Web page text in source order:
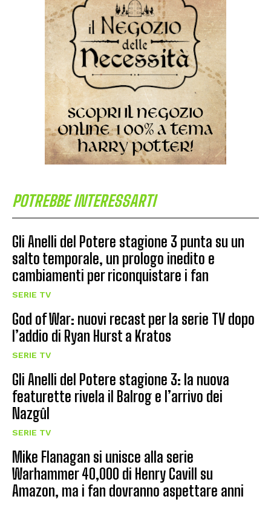
POTREBBE INTERESSARTI
Gli Anelli del Potere stagione 3 punta su un
salto temporale, un prologo inedito e
cambiamenti per riconquistare i fan
SERIE TV
God of War: nuovi recast per la serie TV dopo
l’addio di Ryan Hurst a Kratos
SERIE TV
Gli Anelli del Potere stagione 3: la nuova
featurette rivela il Balrog e l’arrivo dei
Nazgûl
SERIE TV
Mike Flanagan si unisce alla serie
Warhammer 40,000 di Henry Cavill su
Amazon, ma i fan dovranno aspettare anni